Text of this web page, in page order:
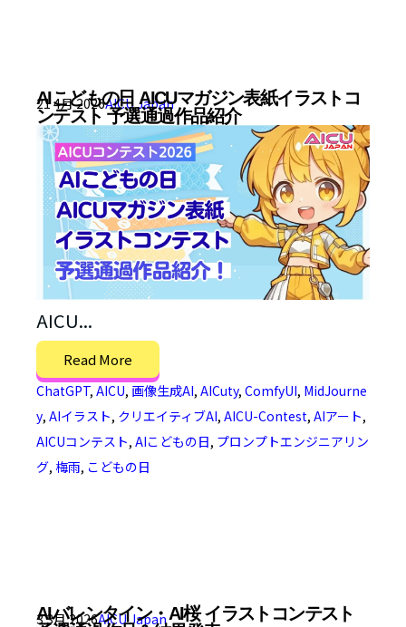
AIこどもの日 AICUマガジン表紙イラストコ
ンテスト 予選通過作品紹介
21 4月 2026AICU Japan
AICU...
Read More
ChatGPT, AICU, 画像生成AI, AICuty, ComfyUI, MidJourne
y, AIイラスト, クリエイティブAI, AICU-Contest, AIアート,
AICUコンテスト, AIこどもの日, プロンプトエンジニアリン
グ, 梅雨, こどもの日
AIバレンタイン・AI桜 イラストコンテスト
3 3月 2026AICU Japan